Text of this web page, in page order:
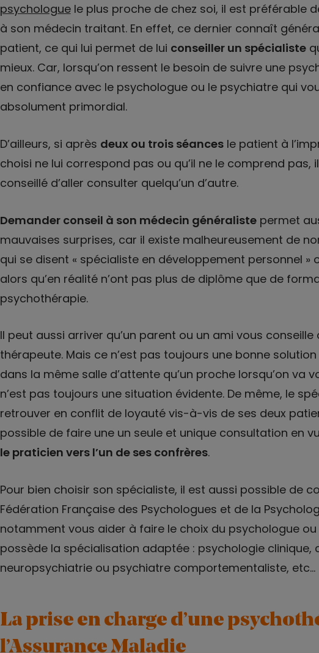
psychologuele plus proche de chez soi, il est préférable
à son médecin traitant. En effet, ce dernier connaît
patient, ce qui lui permet de lui conseiller un spécialiste
mieux. Car, lorsqu’on ressent le besoin de suivre une
en confiance avec le psychologue ou le psychiatre qui
absolument primordial.
D’ailleurs, si après deux ou trois séancesle patient à
choisi ne lui correspond pas ou qu’il ne le comprend pas,
conseillé d’aller consulter quelqu’un d’autre.
Demander conseil à son médecin généralistepermet
mauvaises surprises, car il existe malheureusement de
qui se disent « spécialiste en développement personnel »
alors qu’en réalité n’ont pas plus de diplôme que de
psychothérapie.
Il peut aussi arriver qu’un parent ou un ami vous conseille
thérapeute. Mais ce n’est pas toujours une bonne
dans la même salle d’attente qu’un proche lorsqu’on va
n’est pas toujours une situation évidente. De même, le
retrouver en conflit de loyauté vis-à-vis de ses deux
possible de faire une un seule et unique consultation en
le praticien vers l’un de ses confrères.
Pour bien choisir son spécialiste, il est aussi possible de
Fédération Française des Psychologues et de la
notamment vous aider à faire le choix du psychologue
possède la spécialisation adaptée : psychologie clinique,
neuropsychiatrie ou psychiatre comportementaliste, etc…
La prise en charge d’une
l’Assurance Maladie